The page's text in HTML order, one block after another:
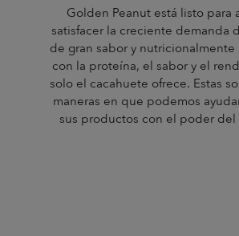
Golden Peanut está listo para
satisfacer la creciente demanda
de gran sabor y
con la proteína, el sabor y el
solo el cacahuete ofrece. Estas
maneras en que podemos
sus productos con el poder del